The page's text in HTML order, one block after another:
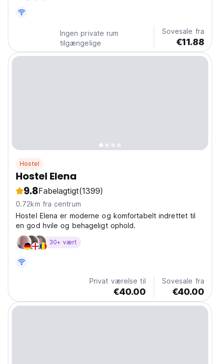
Ingen private rum
tilgængelige
Sovesale fra
€11.88
Hostel
Hostel Elena
9.8Fabelagtigt(1399)
0.72km fra centrum
Hostel Elena er moderne og komfortabelt indrettet til
en god hvile og behageligt ophold.
30+ vært
Privat værelse til
€40.00
Sovesale fra
€40.00